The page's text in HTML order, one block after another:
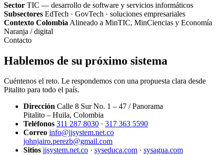
Sector TIC — desarrollo de software y servicios informáticos
Subsectores EdTech · GovTech · soluciones empresariales
Contexto Colombia Alineado a MinTIC, MinCiencias y Economía
Naranja / digital
Contacto
Hablemos de su próximo sistema
Cuéntenos el reto. Le respondemos con una propuesta clara desde
Pitalito para todo el país.
Dirección Calle 8 Sur No. 1 – 47 / Panorama
Pitalito – Huila, Colombia
Teléfonos 311 287 8030 · 317 363 5590
Correo info@jjsystem.net.co
johnjairo.perezb@gmail.com
Sitios jjsystem.net.co · syseduca.com · sysagua.com